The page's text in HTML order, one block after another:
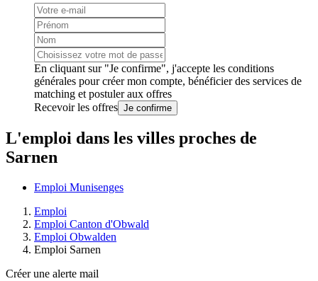
En cliquant sur "Je confirme", j'accepte les conditions
générales pour créer mon compte, bénéficier des services de
matching et postuler aux offres
Recevoir les offres Je confirme
L'emploi dans les villes proches de
Sarnen
Emploi Munisenges
Emploi
Emploi Canton d'Obwald
Emploi Obwalden
Emploi Sarnen
Créer une alerte mail